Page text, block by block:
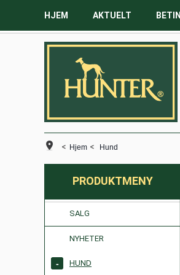
HJEM AKTUELT
< Hjem < Hund
PRODUKTMENY
SALG
NYHETER
HUND